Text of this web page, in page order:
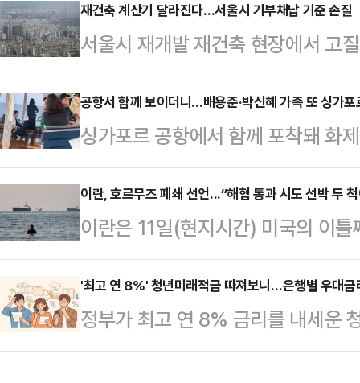
체급이 커졌지만, 국민의힘 복당 문
서, 독자 노선 가능성이 함께 제기
훈)계, 정치평론가들의 분석을 종
선택지라기보다 복당 교착 상황에
이 우세하다.한 의원은 지난 지방선
시 부산 북갑 보선에서…
재건축 계산기 달라진다…서울시 기부채납 기준 손질
서울시 재개발 재건축 현장에서 고
부채납 방식에 따른 용적률 혜택 차
주거지역 공공시설물의 용도지역
면 서울시는 지난 5일 ‘공공시설 등
일부 개정했다. 해당 개정안은 서울
에 즉시 적용된다.이번 기준 개정으
티브 기준이 구체화됐다. 상한용적
시설 등을 기부채납해 최종적…
공항서 함께 보이더니…배용준·박신혜 가족 또 싱가포
싱가포르 공항에서 함께 포착돼 화
·최태원 부부가 다시 목격돼 눈길
아시아원에 따르면 두 가족은 디즈
졌다.사회관계망서비스(SNS)에
일 크루즈에 탑승해 함께 시간을 보
이 아이 세 명을 데리고 물놀이를
과 그의 아내(박수진) 그리고 박신
설명했다.공개된…
이란, 호르무즈 폐쇄 선언...“해협 통과 시도 선박 두
이란은 11일(현지시간) 미국의 이
히 폐쇄한다고 선언했다. 해협 통과
피격된 것으로 알려졌다.로이터통
탐 알안비야 중앙군사본부는 이날
유조선과 상선을 포함한 모든 선박
'최고 연 8%' 청년미래적금 따져보니…은행별 우대금
정부가 최고 연 8% 금리를 내세운
행별 우대금리 조건이 달라 가입 전